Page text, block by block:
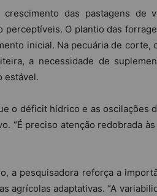
das pastagens de
perceptíveis. O plantio das
inicial. Na pecuária de corte,
a necessidade de
estável.
o déficit hídrico e as
“É preciso atenção redobrada
a pesquisadora reforça a
agrícolas adaptativas. “A